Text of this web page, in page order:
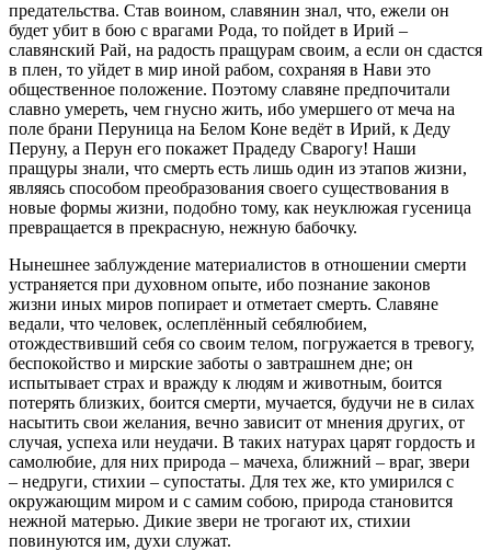
предательства. Став воином, славянин знал, что, ежели он
будет убит в бою с врагами Рода, то пойдет в Ирий –
славянский Рай, на радость пращурам своим, а если он сдастся
в плен, то уйдет в мир иной рабом, сохраняя в Нави это
общественное положение. Поэтому славяне предпочитали
славно умереть, чем гнусно жить, ибо умершего от меча на
поле брани Перуница на Белом Коне ведёт в Ирий, к Деду
Перуну, а Перун его покажет Прадеду Сварогу! Наши
пращуры знали, что смерть есть лишь один из этапов жизни,
являясь способом преобразования своего существования в
новые формы жизни, подобно тому, как неуклюжая гусеница
превращается в прекрасную, нежную бабочку.
Нынешнее заблуждение материалистов в отношении смерти
устраняется при духовном опыте, ибо познание законов
жизни иных миров попирает и отметает смерть. Славяне
ведали, что человек, ослеплённый себялюбием,
отождествивший себя со своим телом, погружается в тревогу,
беспокойство и мирские заботы о завтрашнем дне; он
испытывает страх и вражду к людям и животным, боится
потерять близких, боится смерти, мучается, будучи не в силах
насытить свои желания, вечно зависит от мнения других, от
случая, успеха или неудачи. В таких натурах царят гордость и
самолюбие, для них природа – мачеха, ближний – враг, звери
– недруги, стихии – супостаты. Для тех же, кто умирился с
окружающим миром и с самим собою, природа становится
нежной матерью. Дикие звери не трогают их, стихии
повинуются им, духи служат.